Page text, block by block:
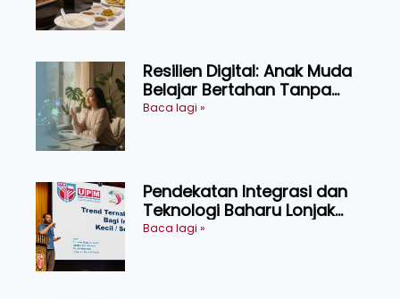
Resilien Digital: Anak Muda
Belajar Bertahan Tanpa
Perlu Menekan Diri
Baca lagi »
Pendekatan Integrasi dan
Teknologi Baharu Lonjak
Produktiviti Ternakan
Baca lagi »